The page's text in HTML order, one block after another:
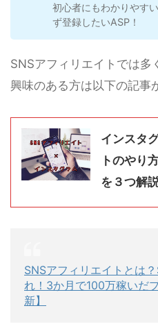
初心者にもわかりやす
ず登録したいASP！
SNSアフィリエイトでは多
興味のある方は以下の記事
インスタ
トのやり
を３つ解
SNSアフィリエイトとは
れ！3か月で100万稼いだ
新】